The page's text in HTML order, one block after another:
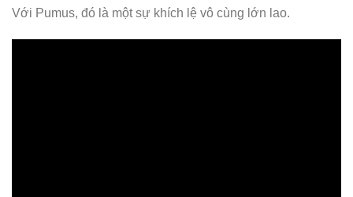
Với Pumus, đó là một sự khích lệ vô cùng lớn lao.